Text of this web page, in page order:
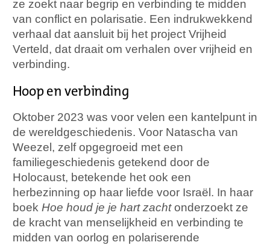
ze zoekt naar begrip en verbinding te midden
van conflict en polarisatie. Een indrukwekkend
verhaal dat aansluit bij het project Vrijheid
Verteld, dat draait om verhalen over vrijheid en
verbinding.
Hoop en verbinding
Oktober 2023 was voor velen een kantelpunt in
de wereldgeschiedenis. Voor Natascha van
Weezel, zelf opgegroeid met een
familiegeschiedenis getekend door de
Holocaust, betekende het ook een
herbezinning op haar liefde voor Israël. In haar
boek Hoe houd je je hart zachtonderzoekt ze
de kracht van menselijkheid en verbinding te
midden van oorlog en polariserende